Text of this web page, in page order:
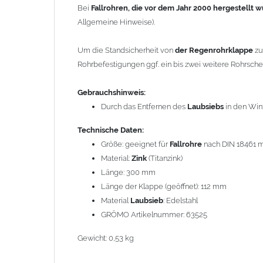
Bauteilen zusammen verbaut werden. Diese Metalle
Regenwasser von Kupfer auf sie fließt. Lösung:
den Wasserfluss so lenken, dass er nur von Zink,
Richtige Kombinationen ->
sie in der elektrochemischen Spannungsreihe nahe
werden, da keine erhebliche Kontaktkorrosion auftritt.
gefalzten Alu-, Kupferrohren und gelöteten
Bei Fallrohren, die vor dem Jahr 2000 hergestellt
Allgemeine Hinweise).
Um die Standsicherheit von der Regenrohrklappe
Rohrbefestigungen ggf. ein bis zwei weitere
Gebrauchshinweis:
Durch das Entfernen des Laubsiebs in den
Technische Daten:
Größe: geeignet für Fallrohre nach DIN 18461
Material: Zink (Titanzink)
Länge: 300 mm
Länge der Klappe (geöffnet): 112 mm
Material Laubsieb: Edelstahl
GRÖMO Artikelnummer: 63525
Gewicht: 0,53 kg